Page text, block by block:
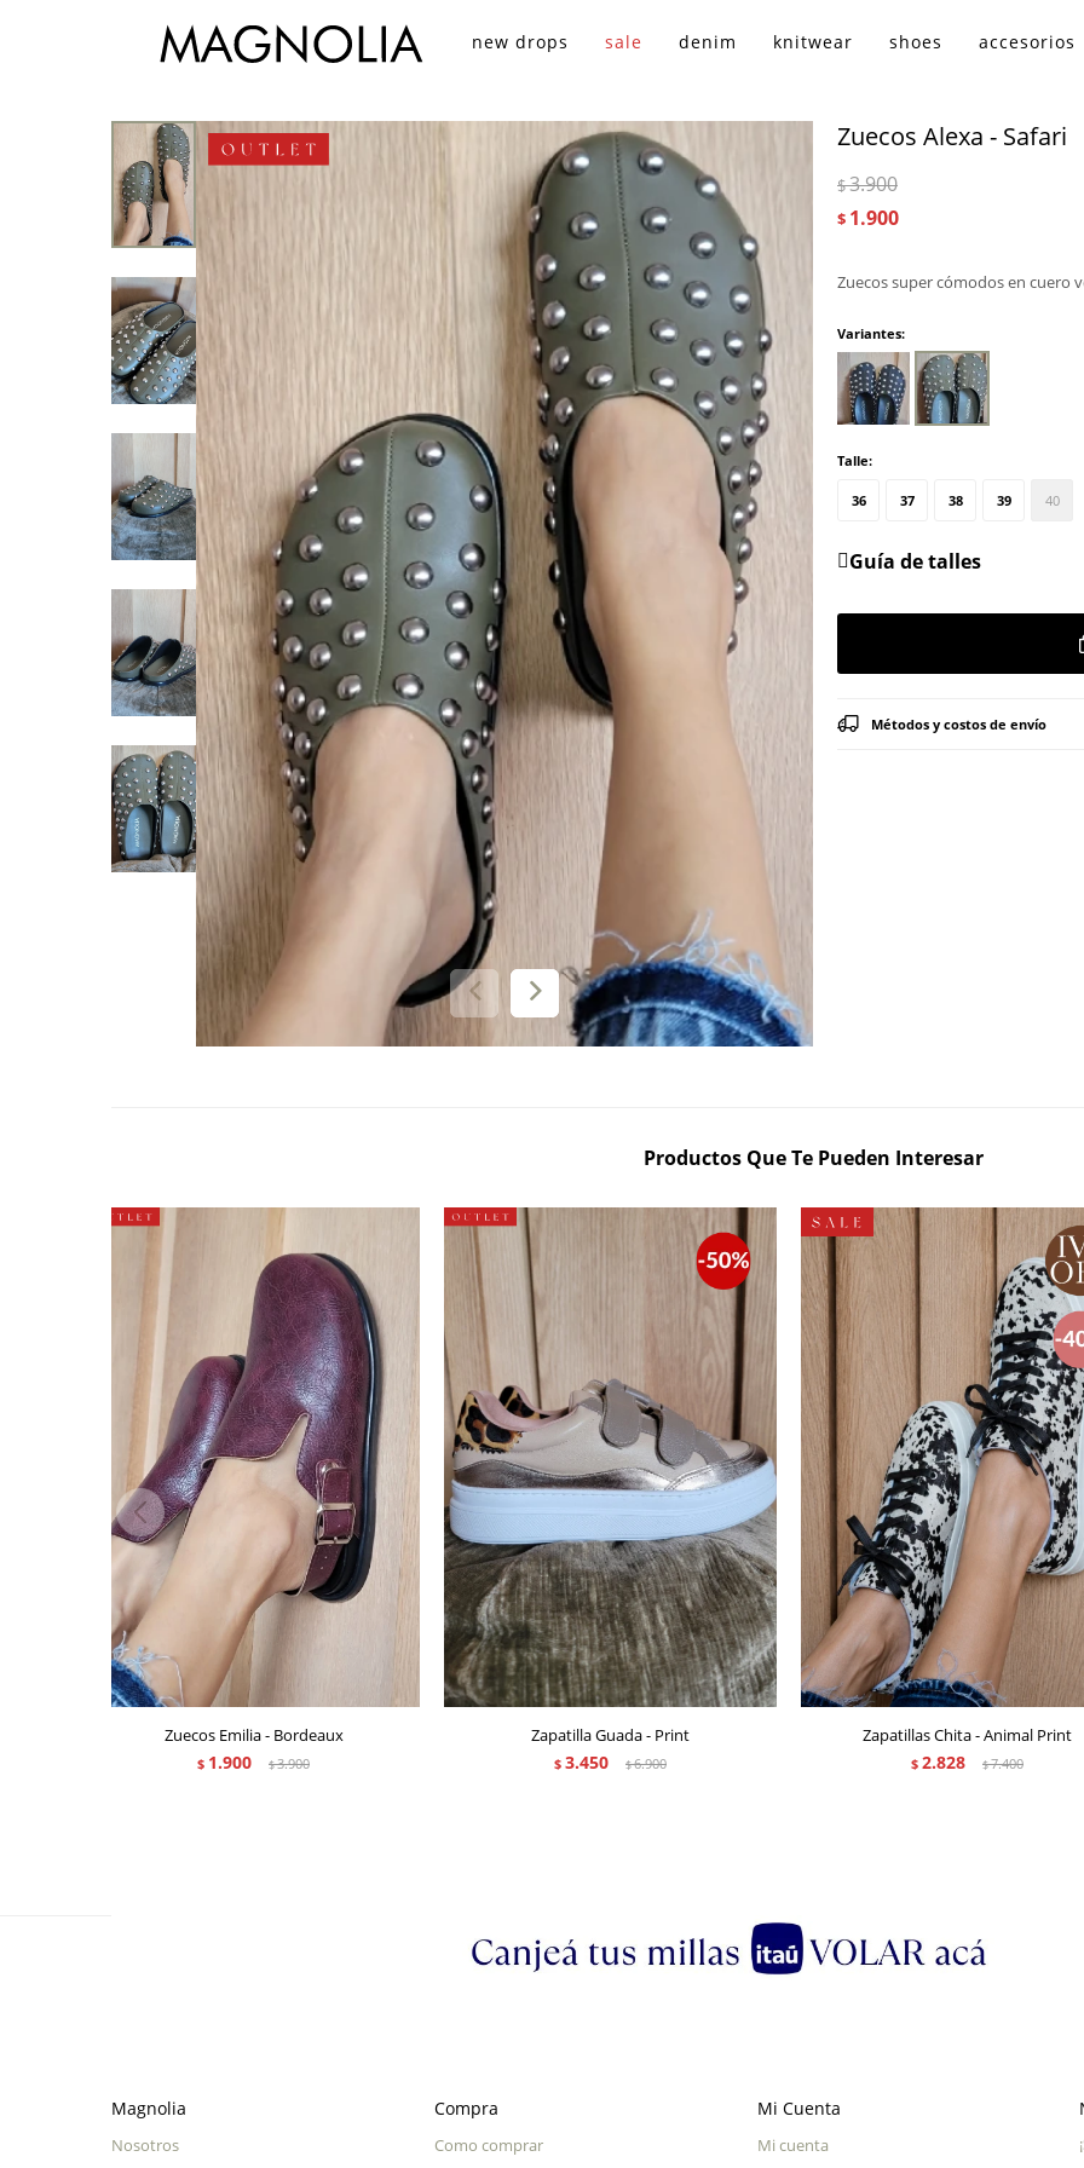
new drops sale denim knitwear shoes accesorios
Zuecos Alexa - Safari
$ 1.900
$3.900
Zuecos super cómodos en cuero
Variantes:
Talle:
36 37 38 39 40
Guía de talles
Métodos y costos de envío
Productos Que Te Pueden Interesar
Zuecos Emilia - Bordeaux
$ 1.900 $3.900
Zapatilla Guada - Print
$ 3.450 $6.900
Zapatillas Chita - Animal Print
$ 2.828 $7.400
Magnolia
Nosotros
Compra
Como comprar
Mi Cuenta
Mi cuenta